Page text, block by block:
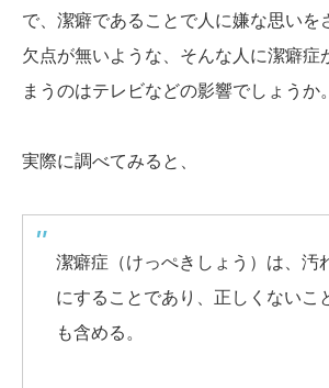
で、潔癖であることで人に嫌な思いを
欠点が無いような、そんな人に潔癖症
まうのはテレビなどの影響でしょうか。
実際に調べてみると、
潔癖症（けっぺきしょう）は、汚
にすることであり、正しくないこ
も含める。